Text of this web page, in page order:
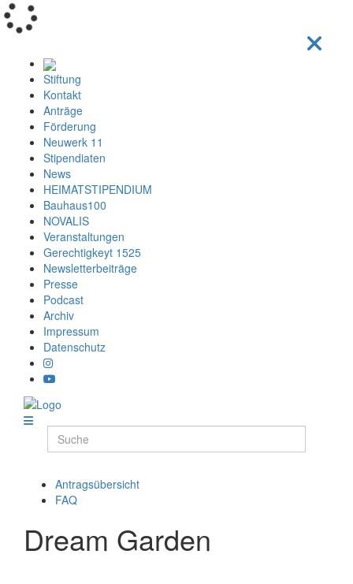
Stiftung
Kontakt
Anträge
Förderung
Neuwerk 11
Stipendiaten
News
HEIMATSTIPENDIUM
Bauhaus100
NOVALIS
Veranstaltungen
Gerechtigkeyt 1525
Newsletterbeiträge
Presse
Podcast
Archiv
Impressum
Datenschutz
Antragsübersicht
FAQ
Dream Garden